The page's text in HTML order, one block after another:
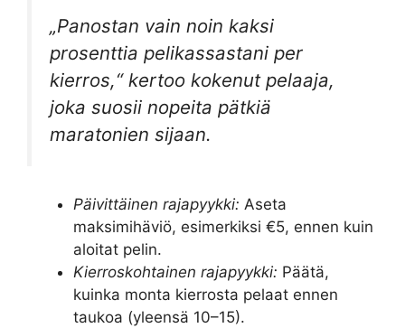
„Panostan vain noin kaksi
prosenttia pelikassastani per
kierros,“ kertoo kokenut pelaaja,
joka suosii nopeita pätkiä
maratonien sijaan.
Päivittäinen rajapyykki: Aseta
maksimihäviö, esimerkiksi €5, ennen kuin
aloitat pelin.
Kierroskohtainen rajapyykki: Päätä,
kuinka monta kierrosta pelaat ennen
taukoa (yleensä 10–15).